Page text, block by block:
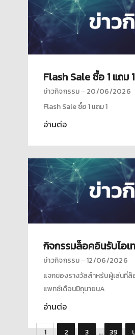
Flash Sale ซื้อ 1 แถม 1
ข่าวกิจกรรม
20/06/2026
Flash Sale ซื้อ 1 แถม 1
อ่านต่อ
กิจกรรมล็อคอินรับไอเ
ข่าวกิจกรรม
12/06/2026
แจกของรางวัลสำหรับผู้เล่นที่
แพทซ์เดือนมิถุนายนA
อ่านต่อ
1 2 3 … 39